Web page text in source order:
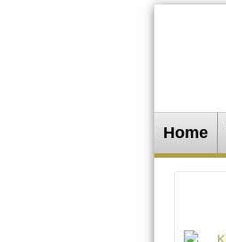
Home